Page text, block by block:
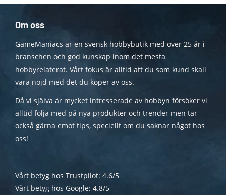
Om oss
GameManiacs är en svensk hobbybutik med över 25 år i
branschen och god kunskap inom det mesta
hobbyrelaterat. Vårt fokus är alltid att du som kund skall
vara nöjd med det du köper av oss.
Då vi själva är mycket intresserade av hobbyn försöker vi
alltid följa med på nya produkter och trender men tar
också gärna emot tips, speciellt om du saknar något hos
oss!
Vårt betyg hos Trustpilot: 4.6/5
Vårt betyg hos Google: 4.8/5